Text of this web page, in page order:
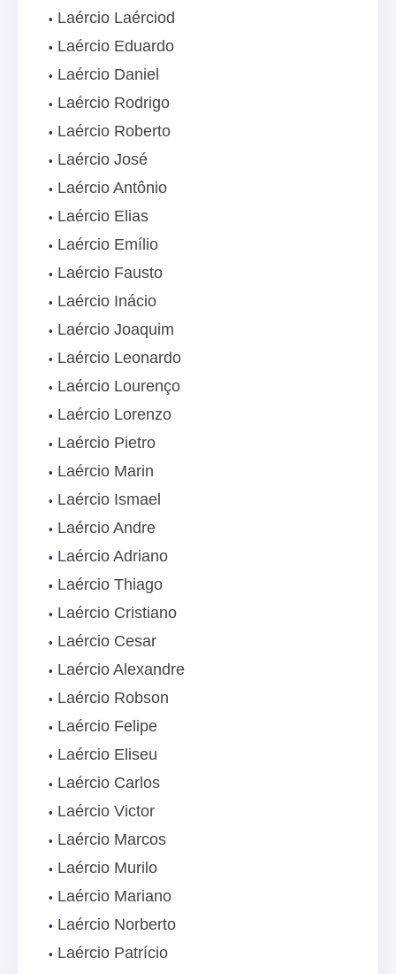
Laércio Laérciod
Laércio Eduardo
Laércio Daniel
Laércio Rodrigo
Laércio Roberto
Laércio José
Laércio Antônio
Laércio Elias
Laércio Emílio
Laércio Fausto
Laércio Inácio
Laércio Joaquim
Laércio Leonardo
Laércio Lourenço
Laércio Lorenzo
Laércio Pietro
Laércio Marin
Laércio Ismael
Laércio Andre
Laércio Adriano
Laércio Thiago
Laércio Cristiano
Laércio Cesar
Laércio Alexandre
Laércio Robson
Laércio Felipe
Laércio Eliseu
Laércio Carlos
Laércio Victor
Laércio Marcos
Laércio Murilo
Laércio Mariano
Laércio Norberto
Laércio Patrício